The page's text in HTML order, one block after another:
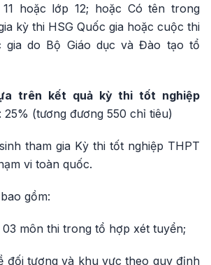
hoặc lớp 12; hoặc Có tên trong
kỳ thi HSG Quốc gia hoặc cuộc thi
gia do Bộ Giáo dục và Đào tạo tổ
trên kết quả kỳ thi tốt nghiệp
: 25% (tương đương 550 chỉ tiêu)
tham gia Kỳ thi tốt nghiệp THPT
vi toàn quốc.
gồm:
môn thi trong tổ hợp xét tuyển;
đối tượng và khu vực theo quy định